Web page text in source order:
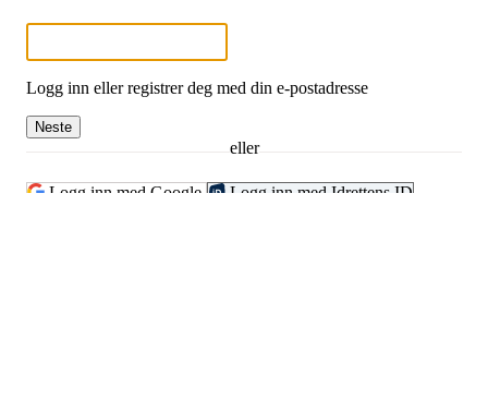
Logg inn eller registrer deg med din e-postadresse
Neste
eller
Logg inn med Google Logg inn med Idrettens ID